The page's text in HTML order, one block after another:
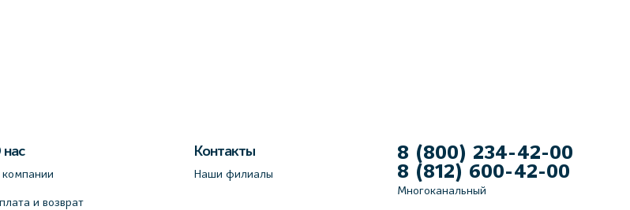
и возврат
Контакты
Наши филиалы
8 (800) 234-42-00
8 (812) 600-42-00
Многоканальный